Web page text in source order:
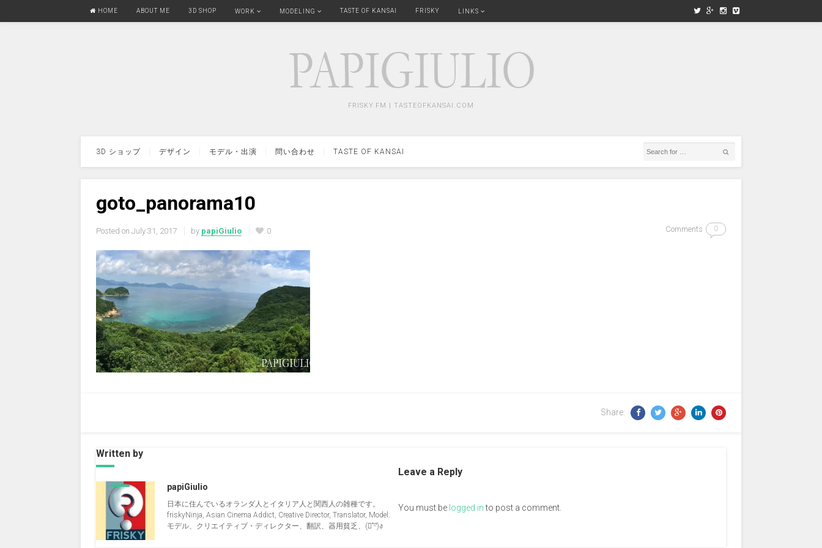
HOME ABOUT ME 3D SHOP WORK MODELING TASTE OF KANSAI FRISKY LINKS
FRISKY.FM | TASTEOFKANSAI.COM
3D ショップ デザイン モデル・出演 問い合わせ TASTE OF KANSAI
goto_panorama10
Posted on July 31, 2017 by papiGiulio 0 Comments 0
Share:
Written by
papiGiulio
日本に住んでいるオランダ人とイタリア人と関西人の雑種です。
friskyNinja, Asian Cinema Addict, Creative Director, Translator, Model.
モデル、クリエイティブ・ディレクター、翻訳、器用貧乏、(ง︡'-'︠)ง
Leave a Reply
You must be logged into post a comment.